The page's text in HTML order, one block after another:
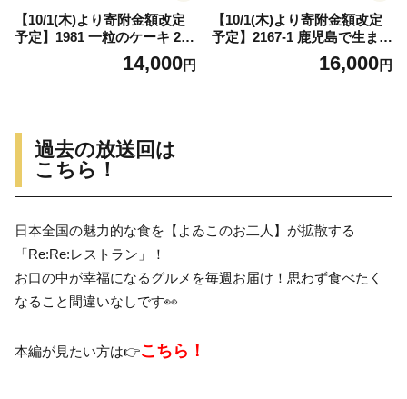
【10/1(木)より寄附金額改定
予定】1981 一粒のケーキ 20
個入 KN035-004-0214,000円
【10/1(木)より寄附金額改定
予定】2167-1 鹿児島で生まれ
た熟成の刺身「かんぱち」4
パック KN055-00216,000円
過去の放送回は
こちら！
日本全国の魅力的な食を【よゐこのお二人】が拡散する
「Re:Re:レストラン」！
お口の中が幸福になるグルメを毎週お届け！思わず食べたく
なること間違いなしです👀
本編が見たい方は👉こちら！